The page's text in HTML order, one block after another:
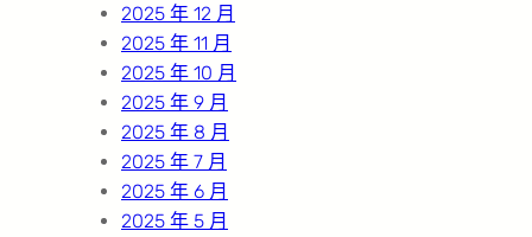
2025 年 12 月
2025 年 11 月
2025 年 10 月
2025 年 9 月
2025 年 8 月
2025 年 7 月
2025 年 6 月
2025 年 5 月